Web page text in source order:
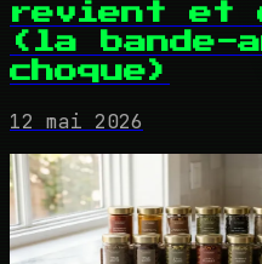
revient et
(la bande-
choque)
12 mai 2026